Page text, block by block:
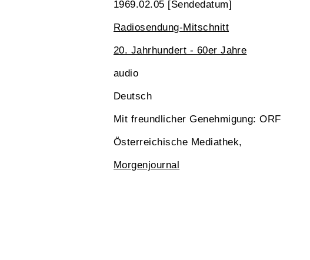
1969.02.05 [Sendedatum]
Radiosendung-Mitschnitt
20. Jahrhundert - 60er Jahre
audio
Deutsch
Mit freundlicher Genehmigung: ORF
Österreichische Mediathek,
Morgenjournal